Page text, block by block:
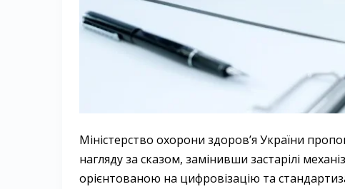
Міністерство охорони здоров’я України
нагляду за сказом, замінивши застарілі
орієнтованою на цифровізацію та